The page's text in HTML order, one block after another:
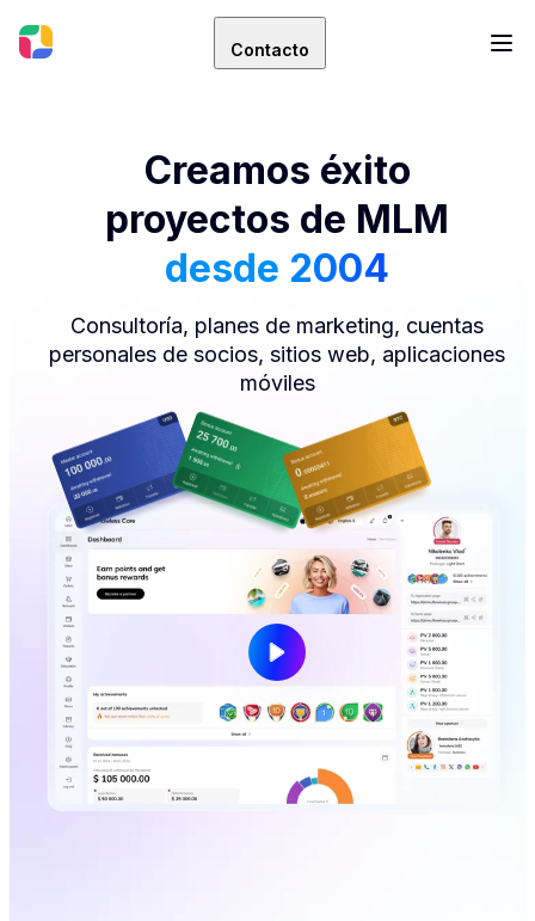
Contacto
Creamos éxito
proyectos de MLM
desde 2004
Consultoría, planes de marketing, cuentas
personales de socios, sitios web, aplicaciones
móviles